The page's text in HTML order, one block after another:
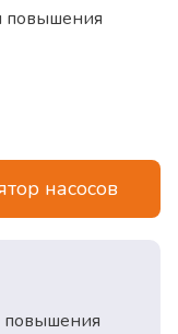
повышения
насосов
повышения